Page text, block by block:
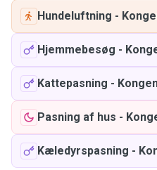
Hundeluftning -
Hjemmebesøg -
Kattepasning -
Pasning af hus -
Kæledyrspasning -